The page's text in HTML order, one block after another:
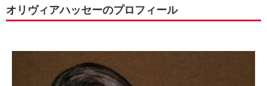
オリヴィアハッセーのプロフィール